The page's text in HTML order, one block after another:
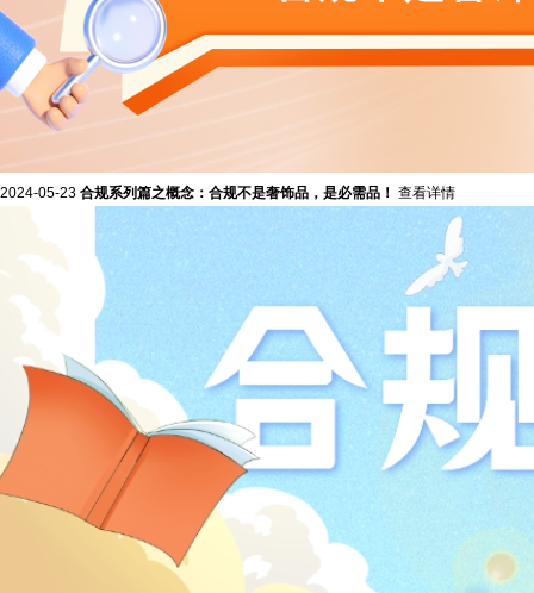
2024-05-23 合规系列篇之概念：合规不是奢饰品，是必需品！ 查看详情